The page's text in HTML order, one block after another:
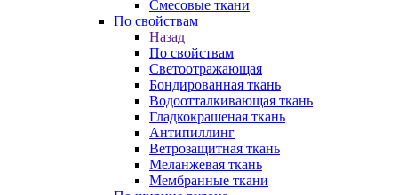
Смесовые ткани
По свойствам
Назад
По свойствам
Светоотражающая
Бондированная ткань
Водоотталкивающая ткань
Гладкокрашеная ткань
Антипиллинг
Ветрозащитная ткань
Меланжевая ткань
Мембранные ткани